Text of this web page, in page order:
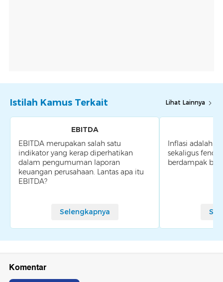
Istilah Kamus Terkait Lihat Lainnya
EBITDA
EBITDA merupakan salah satu
indikator yang kerap diperhatikan
dalam pengumuman laporan
keuangan perusahaan. Lantas apa itu
EBITDA?
Selengkapnya
Inflasi adalah
sekaligus
berdampak